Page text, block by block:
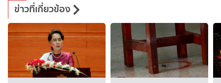
ข่าวที่เกี่ยวข้อง